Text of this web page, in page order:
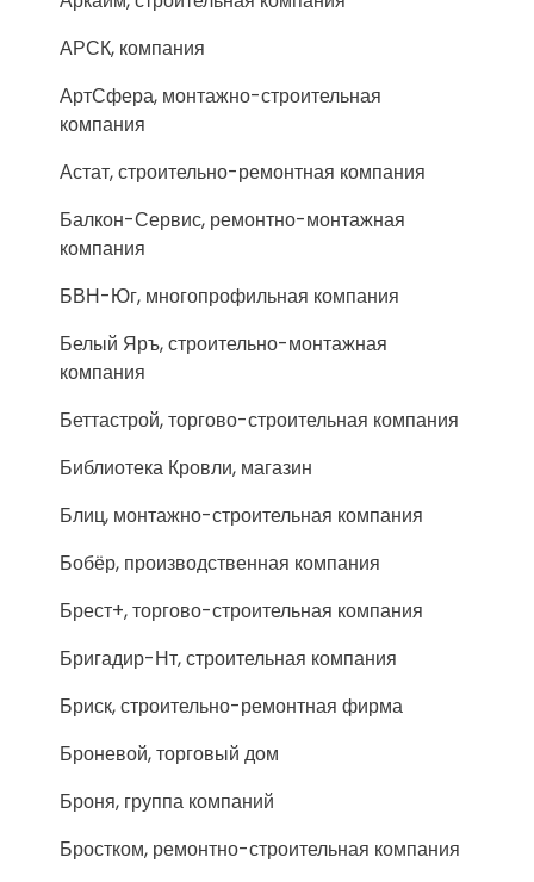
АРСК, компания
АртСфера, монтажно-строительная
компания
Астат, строительно-ремонтная компания
Балкон-Сервис, ремонтно-монтажная
компания
БВН-Юг, многопрофильная компания
Белый Яръ, строительно-монтажная
компания
Беттастрой, торгово-строительная компания
Библиотека Кровли, магазин
Блиц, монтажно-строительная компания
Бобёр, производственная компания
Брест+, торгово-строительная компания
Бригадир-Нт, строительная компания
Бриск, строительно-ремонтная фирма
Броневой, торговый дом
Броня, группа компаний
Бростком, ремонтно-строительная компания